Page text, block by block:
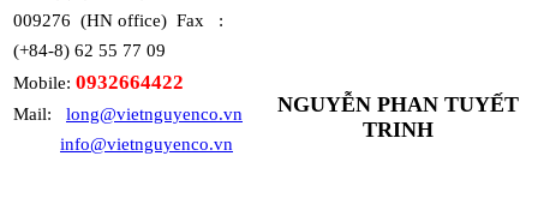
009276 (HN office) Fax :
(+84-8) 62 55 77 09
Mobile: 0932664422
Mail: long@vietnguyenco.vn
info@vietnguyenco.vn
NGUYỄN PHAN TUYẾT
TRINH